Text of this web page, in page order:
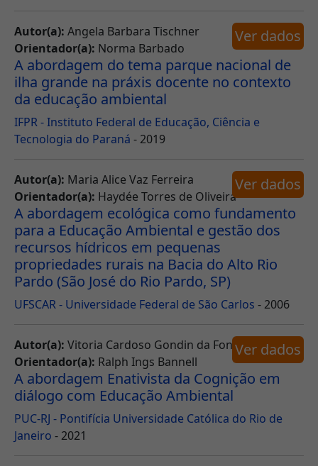
Autor(a): Angela Barbara Tischner
Orientador(a): Norma Barbado
A abordagem do tema parque nacional de
ilha grande na práxis docente no contexto
da educação ambiental
IFPR - Instituto Federal de Educação, Ciência e
Tecnologia do Paraná - 2019
Ver dados
Autor(a): Maria Alice Vaz Ferreira
Orientador(a): Haydée Torres de Oliveira
A abordagem ecológica como fundamento
para a Educação Ambiental e gestão dos
recursos hídricos em pequenas
propriedades rurais na Bacia do Alto Rio
Pardo (São José do Rio Pardo, SP)
UFSCAR - Universidade Federal de São Carlos - 2006
Ver dados
Autor(a): Vitoria Cardoso Gondin da Fonseca
Orientador(a): Ralph Ings Bannell
A abordagem Enativista da Cognição em
diálogo com Educação Ambiental
PUC-RJ - Pontifícia Universidade Católica do Rio de
Janeiro - 2021
Ver dados